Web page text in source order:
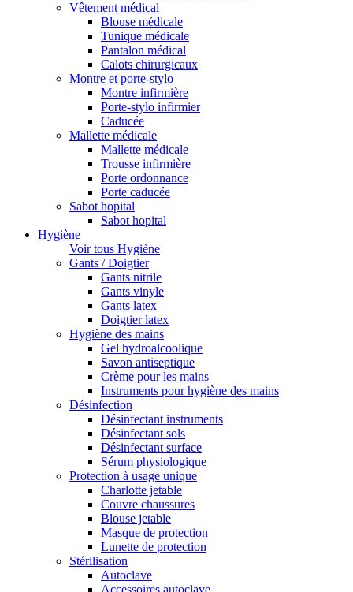
Vêtement médical
Blouse médicale
Tunique médicale
Pantalon médical
Calots chirurgicaux
Montre et porte-stylo
Montre infirmière
Porte-stylo infirmier
Caducée
Mallette médicale
Mallette médicale
Trousse infirmière
Porte ordonnance
Porte caducée
Sabot hopital
Sabot hopital
Hygiène
Voir tous Hygiène
Gants / Doigtier
Gants nitrile
Gants vinyle
Gants latex
Doigtier latex
Hygiène des mains
Gel hydroalcoolique
Savon antiseptique
Crème pour les mains
Instruments pour hygiène des mains
Désinfection
Désinfectant instruments
Désinfectant sols
Désinfectant surface
Sérum physiologique
Protection à usage unique
Charlotte jetable
Couvre chaussures
Blouse jetable
Masque de protection
Lunette de protection
Stérilisation
Autoclave
Accessoires autoclave